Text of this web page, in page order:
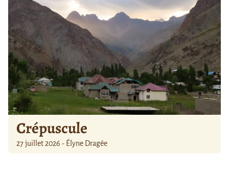
Crépuscule
27 juillet 2026 - Élyne Dragée